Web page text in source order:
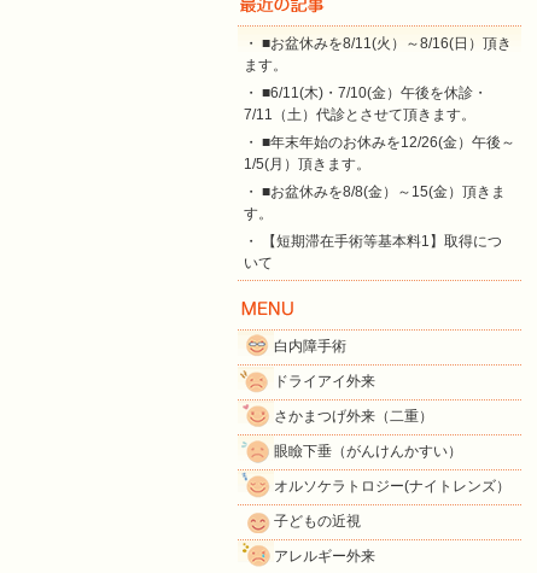
・ ■お盆休みを8/11(火）～8/16(日）頂き
ます。
・ ■6/11(木)・7/10(金）午後を休診・
7/11（土）代診とさせて頂きます。
・ ■年末年始のお休みを12/26(金）午後～
1/5(月）頂きます。
・ ■お盆休みを8/8(金）～15(金）頂きま
す。
・ 【短期滞在手術等基本料1】取得につ
いて
白内障手術
ドライアイ外来
さかまつげ外来（二重）
眼瞼下垂（がんけんかすい）
オルソケラトロジー(ナイトレンズ）
子どもの近視
アレルギー外来